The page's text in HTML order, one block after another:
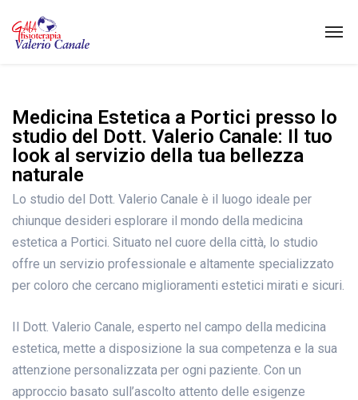
Medicina Estetica a Portici presso lo
studio del Dott. Valerio Canale: Il tuo
look al servizio della tua bellezza
naturale
Lo studio del Dott. Valerio Canale è il luogo ideale per
chiunque desideri esplorare il mondo della medicina
estetica a Portici. Situato nel cuore della città, lo studio
offre un servizio professionale e altamente specializzato
per coloro che cercano miglioramenti estetici mirati e sicuri.
Il Dott. Valerio Canale, esperto nel campo della medicina
estetica, mette a disposizione la sua competenza e la sua
attenzione personalizzata per ogni paziente. Con un
approccio basato sull’ascolto attento delle esigenze